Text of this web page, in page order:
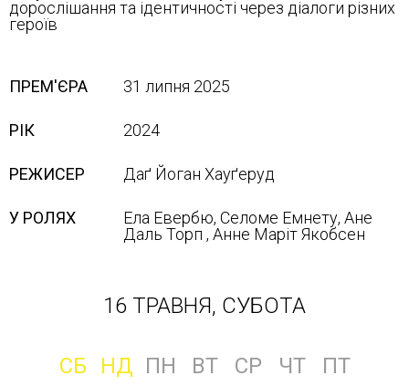
дорослішання та ідентичності через діалоги різних
героїв
ПРЕМ'ЄРА 31 липня 2025
РІК 2024
РЕЖИСЕР Даґ Йоган Хауґеруд
У РОЛЯХ
Ела Евербю, Селоме Емнету, Ане
Даль Торп , Анне Маріт Якобсен
16 ТРАВНЯ, СУБОТА
СБ НД ПН ВТ СР ЧТ
ПТ